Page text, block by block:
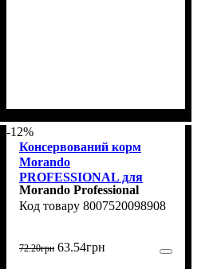
-12%
Консервований корм
Morando
PROFESSIONAL для
дорослих собак, паштет з
телятиною, 400 г
Morando Professional
8007520098908
72.20грн 63.54грн